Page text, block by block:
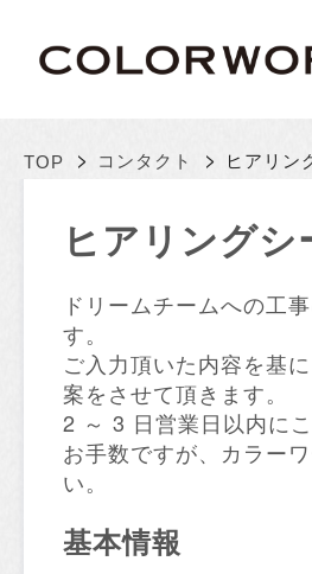
TOP > コンタクト > ヒアリン
ヒアリングシ
ドリームチームへの工
す。
ご入力頂いた内容を基
案をさせて頂きます。
2 ～ 3 日営業日以内に
お手数ですが、カラー
い。
基本情報